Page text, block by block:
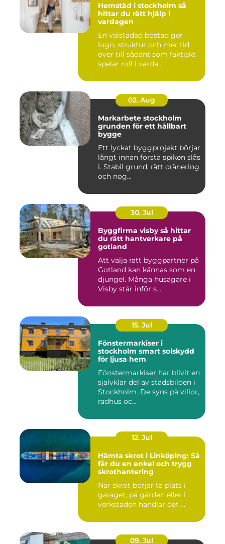
Hemstäd i stockholm så
hittar du rätt hjälp i
vardagen
En välstädad bostad ger
lugn, struktur och mer tid
över till sådant som faktiskt
spelar roll i varda...
02. Aug
Markarbete stockholm
grunden för ett hållbart
bygge
Ett lyckat byggprojekt börjar
långt innan första spiken slås
i. Stabil grund, rätt dränering
och nog...
30. Jul
Byggfirma visby så hittar
du rätt hantverkare på
gotland
Att välja rätt byggpartner på
Gotland kan kännas som en
djungel. Många husägare i
Visby står inför s...
15. Jul
Fönstermarkiser i
stockholm smart solskydd
för ljusa hem
Fönstermarkiser har blivit en
självklar del av stadsbilden i
Stockholm. De syns på villor,
radhus oc...
12. Jul
Hämta skrot i Linköping: Så
får du en enkel och trygg
skrothantering
När skrot börjar ta plats i
garaget, på gården eller i
verkstaden handlar det ...
09. Jul